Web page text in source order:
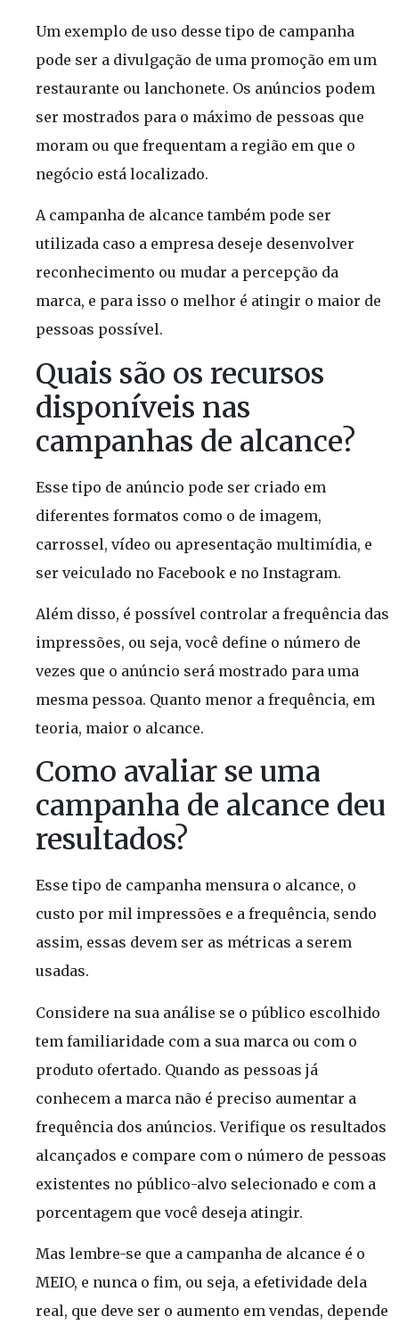
Um exemplo de uso desse tipo de campanha
pode ser a divulgação de uma promoção em um
restaurante ou lanchonete. Os anúncios podem
ser mostrados para o máximo de pessoas que
moram ou que frequentam a região em que o
negócio está localizado.
A campanha de alcance também pode ser
utilizada caso a empresa deseje desenvolver
reconhecimento ou mudar a percepção da
marca, e para isso o melhor é atingir o maior de
pessoas possível.
Quais são os recursos
disponíveis nas
campanhas de alcance?
Esse tipo de anúncio pode ser criado em
diferentes formatos como o de imagem,
carrossel, vídeo ou apresentação multimídia, e
ser veiculado no Facebook e no Instagram.
Além disso, é possível controlar a frequência das
impressões, ou seja, você define o número de
vezes que o anúncio será mostrado para uma
mesma pessoa. Quanto menor a frequência, em
teoria, maior o alcance.
Como avaliar se uma
campanha de alcance deu
resultados?
Esse tipo de campanha mensura o alcance, o
custo por mil impressões e a frequência, sendo
assim, essas devem ser as métricas a serem
usadas.
Considere na sua análise se o público escolhido
tem familiaridade com a sua marca ou com o
produto ofertado. Quando as pessoas já
conhecem a marca não é preciso aumentar a
frequência dos anúncios. Verifique os resultados
alcançados e compare com o número de pessoas
existentes no público-alvo selecionado e com a
porcentagem que você deseja atingir.
Mas lembre-se que a campanha de alcance é o
MEIO, e nunca o fim, ou seja, a efetividade dela
real, que deve ser o aumento em vendas, depende